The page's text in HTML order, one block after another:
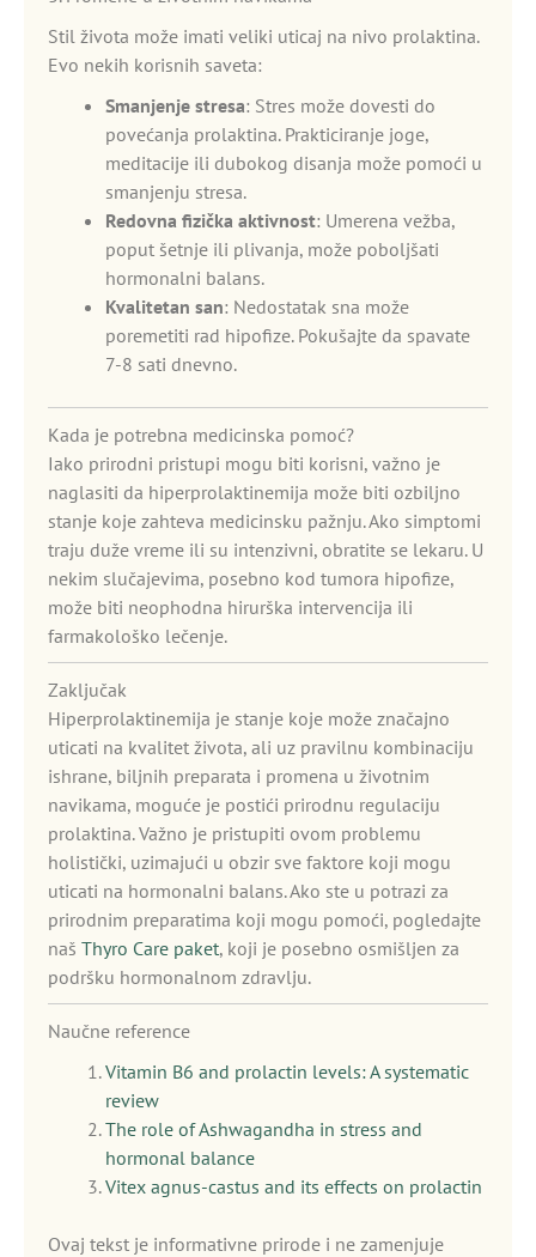
Stil života može imati veliki uticaj na nivo prolaktina.
Evo nekih korisnih saveta:
Smanjenje stresa: Stres može dovesti do
povećanja prolaktina. Prakticiranje joge,
meditacije ili dubokog disanja može pomoći u
smanjenju stresa.
Redovna fizička aktivnost: Umerena vežba,
poput šetnje ili plivanja, može poboljšati
hormonalni balans.
Kvalitetan san: Nedostatak sna može
poremetiti rad hipofize. Pokušajte da spavate
7-8 sati dnevno.
Kada je potrebna medicinska pomoć?
Iako prirodni pristupi mogu biti korisni, važno je
naglasiti da hiperprolaktinemija može biti ozbiljno
stanje koje zahteva medicinsku pažnju. Ako simptomi
traju duže vreme ili su intenzivni, obratite se lekaru. U
nekim slučajevima, posebno kod tumora hipofize,
može biti neophodna hirurška intervencija ili
farmakološko lečenje.
Zaključak
Hiperprolaktinemija je stanje koje može značajno
uticati na kvalitet života, ali uz pravilnu kombinaciju
ishrane, biljnih preparata i promena u životnim
navikama, moguće je postići prirodnu regulaciju
prolaktina. Važno je pristupiti ovom problemu
holistički, uzimajući u obzir sve faktore koji mogu
uticati na hormonalni balans. Ako ste u potrazi za
prirodnim preparatima koji mogu pomoći, pogledajte
naš Thyro Care paket, koji je posebno osmišljen za
podršku hormonalnom zdravlju.
Naučne reference
Vitamin B6 and prolactin levels: A systematic
review
The role of Ashwagandha in stress and
hormonal balance
Vitex agnus-castus and its effects on prolactin
Ovaj tekst je informativne prirode i ne zamenjuje